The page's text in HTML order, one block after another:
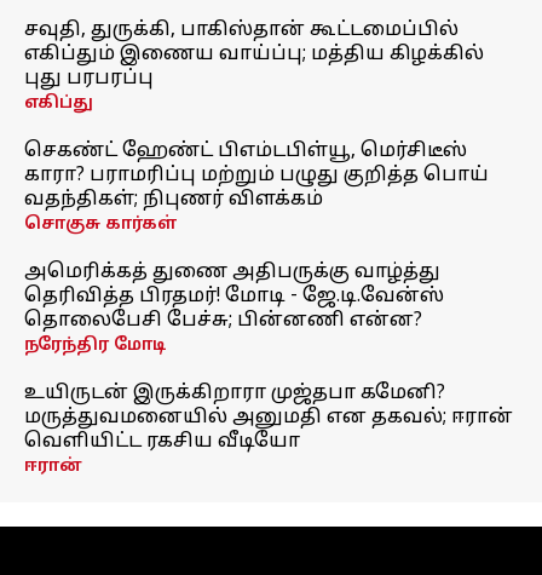
சவுதி, துருக்கி, பாகிஸ்தான் கூட்டமைப்பில்
எகிப்தும் இணைய வாய்ப்பு; மத்திய கிழக்கில்
புது பரபரப்பு
எகிப்து
செகண்ட் ஹேண்ட் பிஎம்டபிள்யூ, மெர்சிடீஸ்
காரா? பராமரிப்பு மற்றும் பழுது குறித்த பொய்
வதந்திகள்; நிபுணர் விளக்கம்
சொகுசு கார்கள்
அமெரிக்கத் துணை அதிபருக்கு வாழ்த்து
தெரிவித்த பிரதமர்! மோடி - ஜே.டி.வேன்ஸ்
தொலைபேசி பேச்சு; பின்னணி என்ன?
நரேந்திர மோடி
உயிருடன் இருக்கிறாரா முஜ்தபா கமேனி?
மருத்துவமனையில் அனுமதி என தகவல்; ஈரான்
வெளியிட்ட ரகசிய வீடியோ
ஈரான்